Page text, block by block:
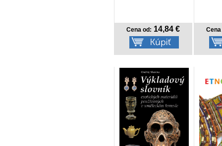
Cena od: 14,84 €